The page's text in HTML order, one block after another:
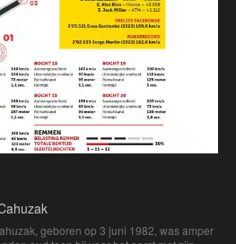
geboren op 3 juni 1982, was amper